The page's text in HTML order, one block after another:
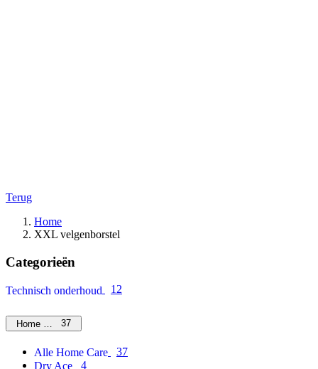
Terug
Home
XXL velgenborstel
Categorieën
Technisch onderhoud 12
Home Care37
Alle Home Care
37
Dry Ace
4